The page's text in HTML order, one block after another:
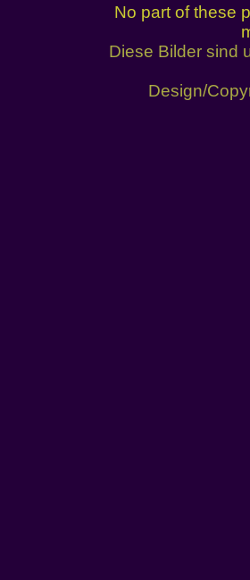
No part of these
Diese Bilder sind
Design/